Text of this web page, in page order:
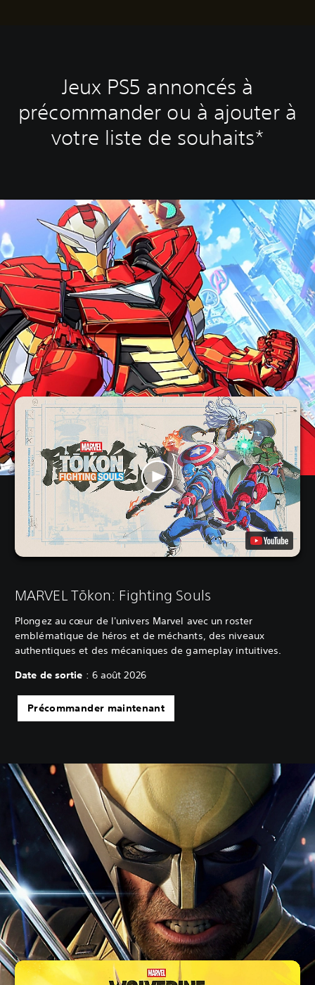
Jeux PS5 annoncés à
précommander ou à ajouter à
votre liste de souhaits*
MARVEL Tōkon: Fighting Souls
Plongez au cœur de l'univers Marvel avec un roster
emblématique de héros et de méchants, des niveaux
authentiques et des mécaniques de gameplay intuitives.
Date de sortie : 6 août 2026
Précommander maintenant